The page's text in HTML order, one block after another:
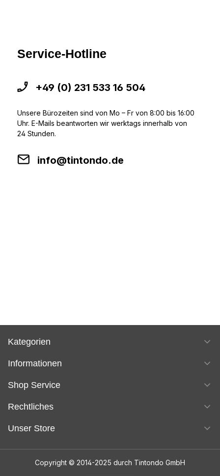
Service-Hotline
+49 (0) 231 533 16 504
Unsere Bürozeiten sind von Mo – Fr von 8:00 bis 16:00
Uhr. E-Mails beantworten wir werktags innerhalb von
24 Stunden.
info@tintondo.de
Kategorien
Informationen
Shop Service
Rechtliches
Unser Store
Copyright © 2014-2025 durch Tintondo GmbH